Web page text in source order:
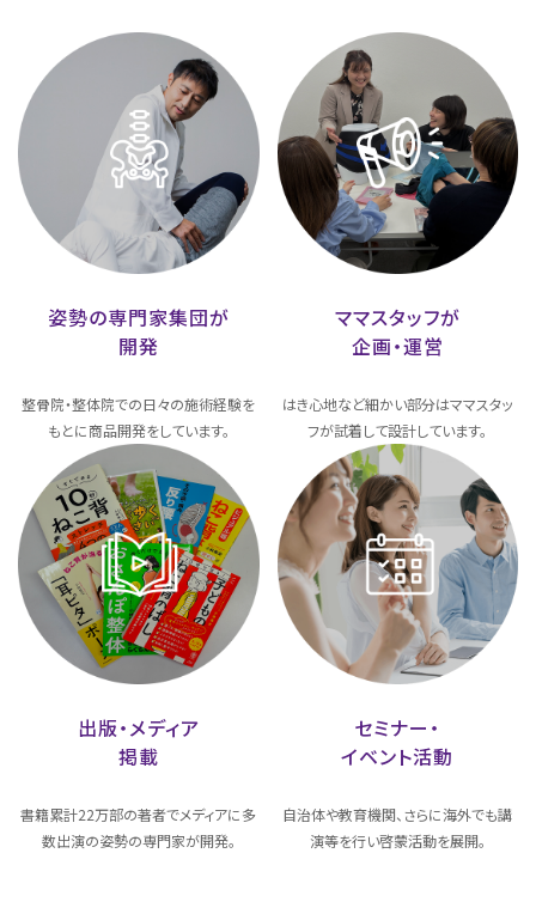
姿勢の専門家集団が
開発
整骨院・整体院での日々の施術経験を
もとに商品開発をしています。
ママスタッフが
企画・運営
はき心地など細かい部分はママスタッ
フが試着して設計しています。
出版・メディア
掲載
書籍累計22万部の著者でメディアに多
数出演の姿勢の専門家が開発。
セミナー・
イベント活動
自治体や教育機関、さらに海外でも講
演等を行い啓蒙活動を展開。